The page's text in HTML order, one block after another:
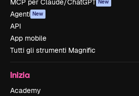
MCP per Claude/ChatGPT New
Agenti New
API
App mobile
Tutti gli strumenti Magnific
Inizia
Academy